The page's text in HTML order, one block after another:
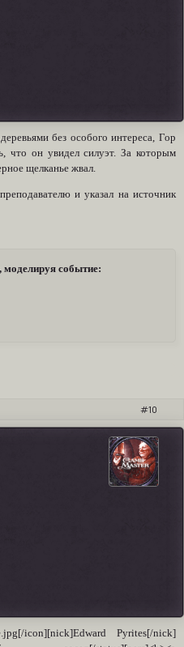
без особого интереса, Гор
что он увидел силуэт. За которым
щелканье жвал.
и указал на источник
моделируя событие:
10
icon][nick]Edward Pyrites[/nick]